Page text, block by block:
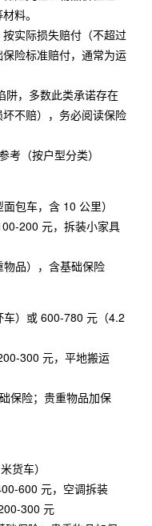
料。
实际损失赔付（不超过
险标准赔付，通常为运
阱，多数此类承诺存在
不赔），务必阅读保险
考（按户型分类）
包车，含 10 公里）
200 元，拆装小家具
品），含基础保险
）或 600-780 元（4.2
300 元，平地搬运
保险；贵重物品加保
货车）
600 元，空调拆装
300 元